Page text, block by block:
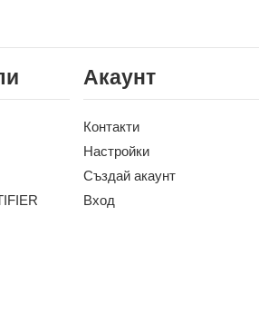
Акаунт
Контакти
Настройки
Създай акаунт
Вход